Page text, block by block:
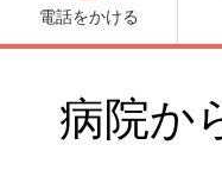
電話をかける
病院か